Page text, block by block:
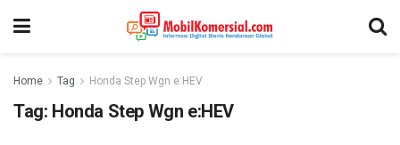
Home Tag Honda Step Wgn e:HEV
Tag: Honda Step Wgn e:HEV